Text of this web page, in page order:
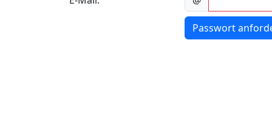
Passwort